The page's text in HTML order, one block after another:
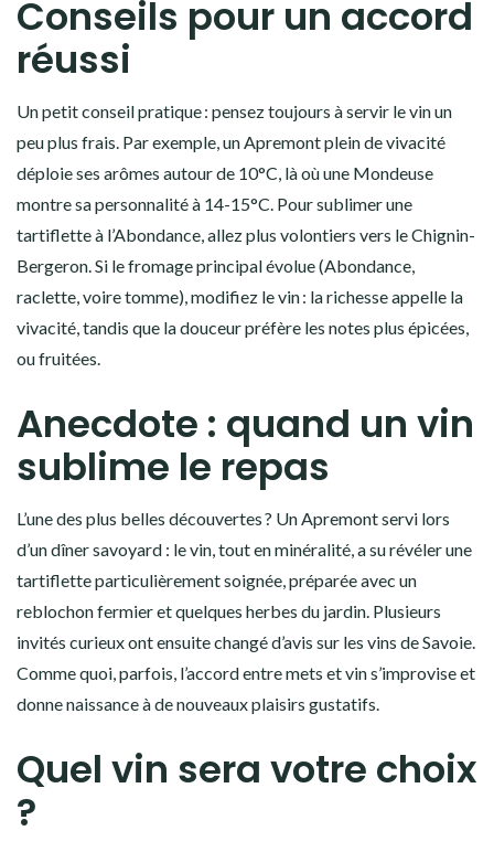
Conseils pour un accord
réussi
Un petit conseil pratique : pensez toujours à servir le vin un
peu plus frais. Par exemple, un Apremont plein de vivacité
déploie ses arômes autour de 10°C, là où une Mondeuse
montre sa personnalité à 14-15°C. Pour sublimer une
tartiflette à l’Abondance, allez plus volontiers vers le Chignin-
Bergeron. Si le fromage principal évolue (Abondance,
raclette, voire tomme), modifiez le vin : la richesse appelle la
vivacité, tandis que la douceur préfère les notes plus épicées,
ou fruitées.
Anecdote : quand un vin
sublime le repas
L’une des plus belles découvertes ? Un Apremont servi lors
d’un dîner savoyard : le vin, tout en minéralité, a su révéler une
tartiflette particulièrement soignée, préparée avec un
reblochon fermier et quelques herbes du jardin. Plusieurs
invités curieux ont ensuite changé d’avis sur les vins de Savoie.
Comme quoi, parfois, l’accord entre mets et vin s’improvise et
donne naissance à de nouveaux plaisirs gustatifs.
Quel vin sera votre choix
?